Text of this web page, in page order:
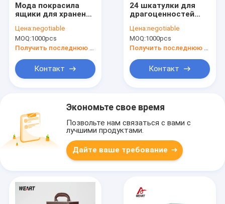
Мода покрасила
ящики для хранения
использованные
шкатулки для
драгоценностей
ожерелиь
Цена:negotiable
MOQ:1000pcs
Получить последнюю цену
Контакт
24 шкатулки для
драгоценностей
тип книги коробок
украшений
упаковывая
Цена:negotiable
MOQ:1000pcs
Получить последнюю цену
Контакт
Экономьте свое время
Позвольте нам связаться с вами с
лучшими продуктами.
Дайте ваше требование